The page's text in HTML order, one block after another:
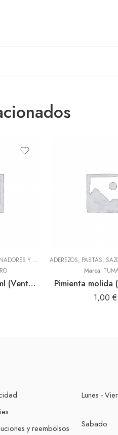
ADEREZOS, PASTAS, SAZONADORES Y CONDIMENTOS ,TODOS
Vinagre tinto 600ml (Venturo)
Marca:
Pimienta molida
1,00 €
y reembolsos
Lunes -
Sabado